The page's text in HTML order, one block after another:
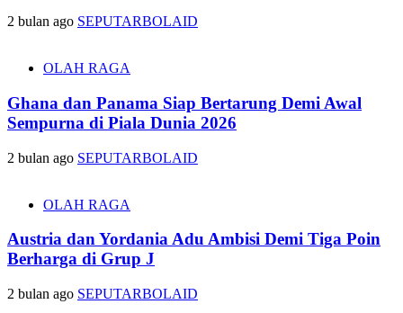
2 bulan ago SEPUTARBOLAID
OLAH RAGA
Ghana dan Panama Siap Bertarung Demi Awal
Sempurna di Piala Dunia 2026
2 bulan ago SEPUTARBOLAID
OLAH RAGA
Austria dan Yordania Adu Ambisi Demi Tiga Poin
Berharga di Grup J
2 bulan ago SEPUTARBOLAID